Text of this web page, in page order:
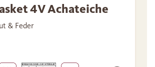
4V Achateiche
& Feder